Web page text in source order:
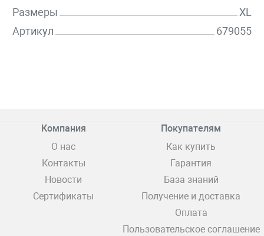
Размеры
XL
Артикул
679055
Компания
О нас
Контакты
Новости
Сертификаты
Покупателям
Как купить
Гарантия
База знаний
Получение и доставка
Оплата
Пользовательское соглашение